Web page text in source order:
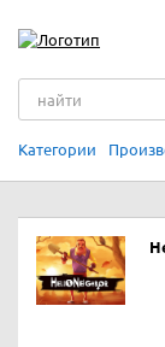
Категории